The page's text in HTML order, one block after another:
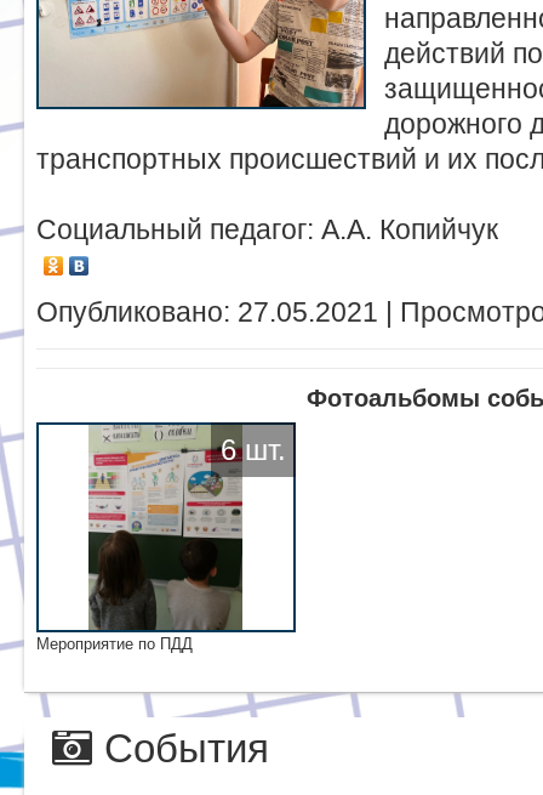
действий
дорожного
транспортных происшествий и их
Социальный педагог: А.А. Копийчук
Опубликовано: 27.05.2021 |
Фотоальбомы
6 шт.
Мероприятие по ПДД
События